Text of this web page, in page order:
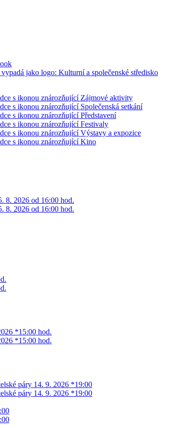
Zájmové aktivity
Společenská setkání
Představení
Festivaly
Výstavy a expozice
Kino
2026 od 16:00 hod.
2026 od 16:00 hod.
*15:00 hod.
*15:00 hod.
páry 14. 9. 2026 *19:00
páry 14. 9. 2026 *19:00